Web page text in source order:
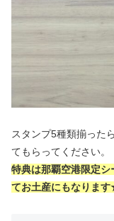
スタンプ5種類揃った
てもらってください。
特典は那覇空港限定シ
てお土産にもなりま